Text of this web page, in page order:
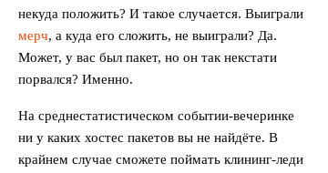
некуда положить? И такое случается. Выиграли
мерч, а куда его сложить, не выиграли? Да.
Может, у вас был пакет, но он так некстати
порвался? Именно.
На среднестатистическом событии-вечеринке
ни у каких хостес пакетов вы не найдёте. В
крайнем случае сможете поймать клининг-леди